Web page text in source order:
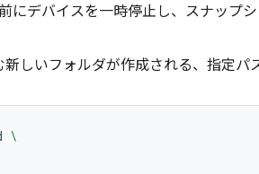
にデバイスを一時停止し、スナップ
しいフォルダが作成される、指定パス
\